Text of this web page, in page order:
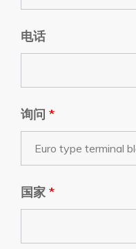
电话
询问 *
国家 *